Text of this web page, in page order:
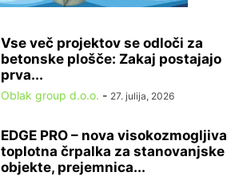
Vse več projektov se odloči za
betonske plošče: Zakaj postajajo
prva...
Oblak group d.o.o. - 27. julija, 2026
EDGE PRO – nova visokozmogljiva
toplotna črpalka za stanovanjske
objekte, prejemnica...